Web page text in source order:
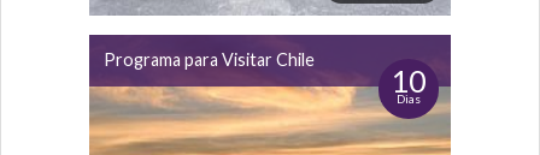
Programa para Visitar Chile
10
Dias